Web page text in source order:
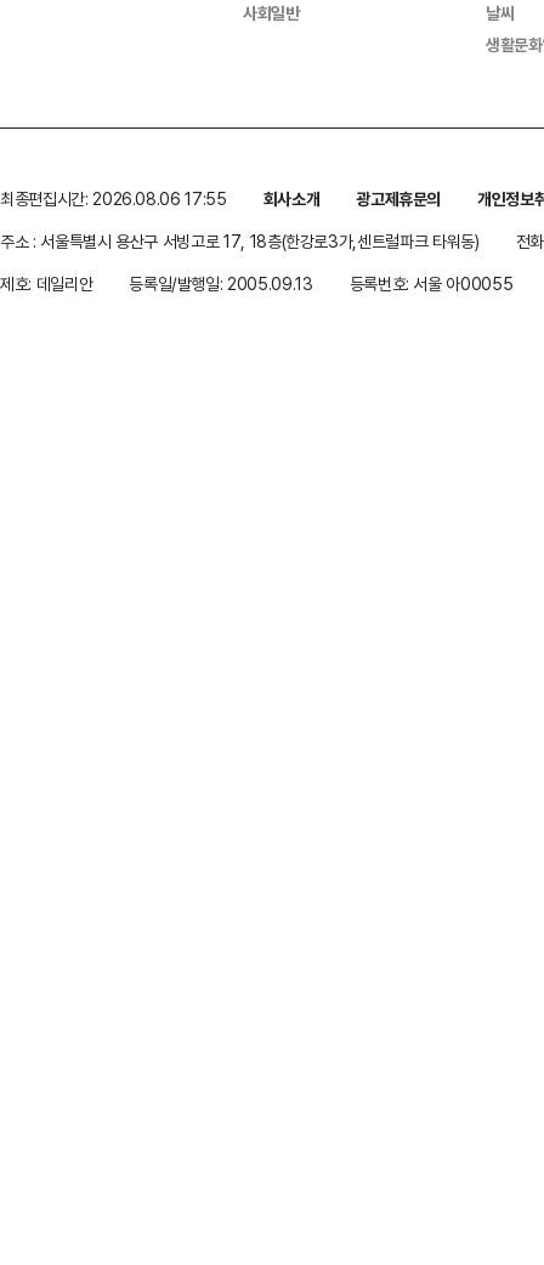
사회일반
날씨
생활문
최종편집시간: 2026.08.06 17:55 회사소개 광고제휴문의
개인정보
주소 : 서울특별시 용산구 서빙고로 17, 18층(한강로3가,센트럴파크 타워동)
전
제호: 데일리안
등록일/발행일: 2005.09.13 등록번호: 서울 아00055